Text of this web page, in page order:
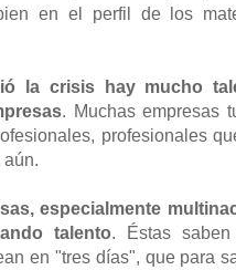
en el perfil de los
la crisis hay mucho
. Muchas empresas
profesionales
aún.
especialmente
talento. Éstas
en "tres días", que para